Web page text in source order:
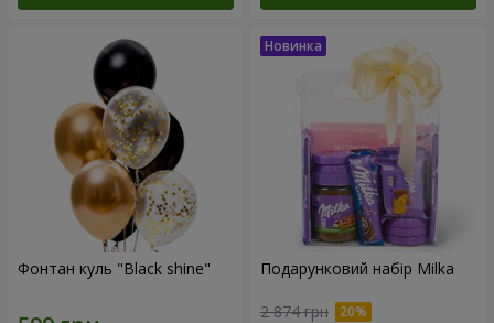
Фонтан куль "Black shine" Подарунковий набір Milka
2 874 грн